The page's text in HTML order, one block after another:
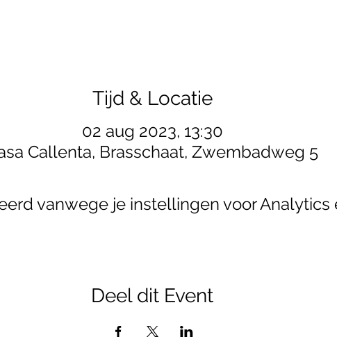
Tijd & Locatie
02 aug 2023, 13:30
Callenta, Brasschaat, Zwembadweg 5
vanwege je instellingen voor
Deel dit Event